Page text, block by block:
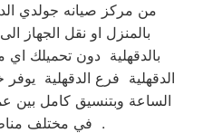
من مركز صيانه جولدي
بالمنزل او نقل الجهاز
بالدقهلية دون تحميلك
الدقهلية فرع الدقهلية
الساعة وبتنسيق كامل بين
في مختلف مناطق محافظة الدقهلية .